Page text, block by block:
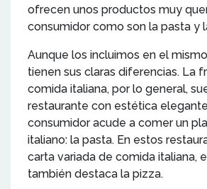
ofrecen unos productos muy
consumidor como son la pasta y
Aunque los incluimos en el
tienen sus claras diferencias. La
comida italiana, por lo general,
restaurante con estética
consumidor acude a comer un
italiano: la pasta. En estos
carta variada de comida italiana,
también destaca la pizza.